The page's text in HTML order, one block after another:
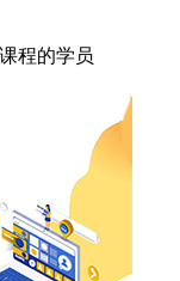
程的学员